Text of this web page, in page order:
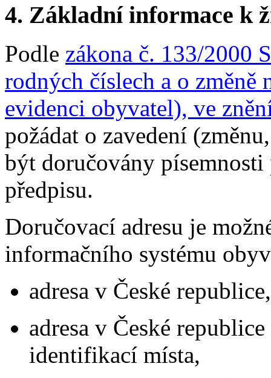
4. Základní informace k
Podle zákona č. 133/2000
rodných číslech a o změně
evidenci obyvatel), ve
požádat o zavedení
být doručovány
předpisu.
Doručovací adresu je
informačního systému
adresa v České republice,
adresa v České
identifikací místa,